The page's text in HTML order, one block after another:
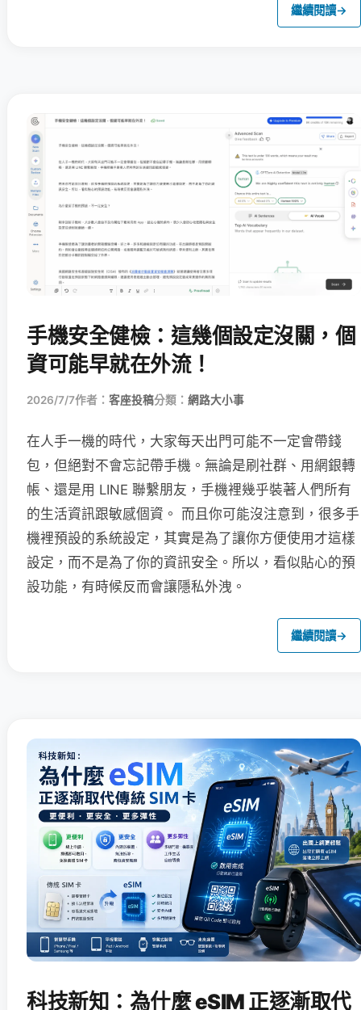
繼續閱讀→
手機安全健檢：這幾個設定沒關，個
資可能早就在外流！
2026/7/7作者： 客座投稿分類： 網路大小事
在人手一機的時代，大家每天出門可能不一定會帶錢
包，但絕對不會忘記帶手機。無論是刷社群、用網銀轉
帳、還是用 LINE 聯繫朋友，手機裡幾乎裝著人們所有
的生活資訊跟敏感個資。 而且你可能沒注意到，很多手
機裡預設的系統設定，其實是為了讓你方便使用才這樣
設定，而不是為了你的資訊安全。所以，看似貼心的預
設功能，有時候反而會讓隱私外洩。
繼續閱讀→
科技新知：為什麼 eSIM 正逐漸取代